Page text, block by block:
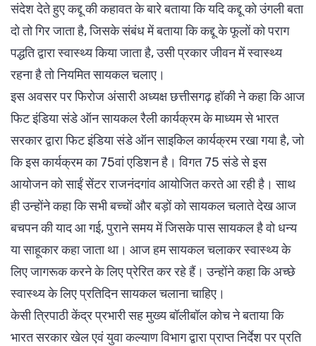
संदेश देते हुए कद्दू की कहावत के बारे बताया कि यदि कद्दू को उंगली बता
दो तो गिर जाता है, जिसके संबंध में बताया कि कद्दू के फूलों को पराग
पद्धति द्वारा स्वास्थ्य किया जाता है, उसी प्रकार जीवन में स्वास्थ्य
रहना है तो नियमित सायकल चलाए।
इस अवसर पर फिरोज अंसारी अध्यक्ष छत्तीसगढ़ हॉकी ने कहा कि आज
फिट इंडिया संडे ऑन सायकल रैली कार्यक्रम के माध्यम से भारत
सरकार द्वारा फिट इंडिया संडे ऑन साइकिल कार्यक्रम रखा गया है, जो
कि इस कार्यक्रम का 75वां एडिशन है। विगत 75 संडे से इस
आयोजन को साईं सेंटर राजनंदगांव आयोजित करते आ रही है। साथ
ही उन्होंने कहा कि सभी बच्चों और बड़ों को सायकल चलाते देख आज
बचपन की याद आ गई, पुराने समय में जिसके पास सायकल है वो धन्य
या साहूकार कहा जाता था। आज हम सायकल चलाकर स्वास्थ्य के
लिए जागरूक करने के लिए प्रेरित कर रहे हैं। उन्होंने कहा कि अच्छे
स्वास्थ्य के लिए प्रतिदिन सायकल चलाना चाहिए।
केसी त्रिपाठी केंद्र प्रभारी सह मुख्य बॉलीबॉल कोच ने बताया कि
भारत सरकार खेल एवं युवा कल्याण विभाग द्वारा प्राप्त निर्देश पर प्रति